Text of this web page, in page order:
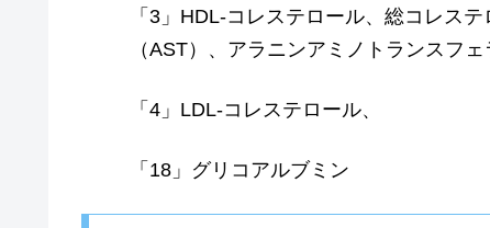
「3」HDL-コレステロール、総コレス
（AST）、アラニンアミノトランスフェ
「4」LDL-コレステロール、
「18」グリコアルブミン